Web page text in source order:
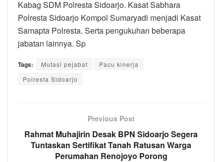
Kabag SDM Polresta Sidoarjo. Kasat Sabhara
Polresta Sidoarjo Kompol Sumaryadi menjadi Kasat
Samapta Polresta. Serta pengukuhan beberapa
jabatan lainnya. Sp
Tags: Mutasi pejabat
Pacu kinerja
Polresta Sidoarjo
Previous Post
Rahmat Muhajirin Desak BPN Sidoarjo Segera
Tuntaskan Sertifikat Tanah Ratusan Warga
Perumahan Renojoyo Porong